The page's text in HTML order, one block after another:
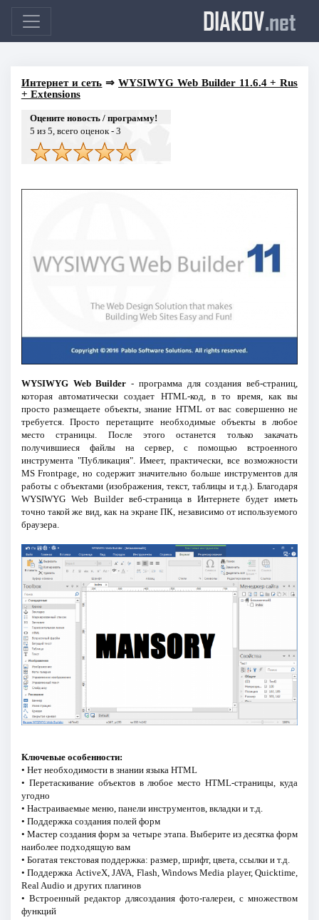
DIAKOV.net
Интернет и сеть ⇒WYSIWYG Web Builder 11.6.4 + Rus
+ Extensions
Оцените новость / программу!
5 из 5, всего оценок - 3
WYSIWYG Web Builder - программа для создания веб-страниц,
которая автоматически создает HTML-код, в то время, как вы
просто размещаете объекты, знание HTML от вас совершенно не
требуется. Просто перетащите необходимые объекты в любое
место страницы. После этого останется только закачать
получившиеся файлы на сервер, с помощью встроенного
инструмента "Публикация". Имеет, практически, все возможности
MS Frontpage, но содержит значительно больше инструментов для
работы с объектами (изображения, текст, таблицы и т.д.). Благодаря
WYSIWYG Web Builder веб-страница в Интернете будет иметь
точно такой же вид, как на экране ПК, независимо от используемого
браузера.
Ключевые особенности:
• Нет необходимости в знании языка HTML
• Перетаскивание объектов в любое место HTML-страницы, куда
угодно
• Настраиваемые меню, панели инструментов, вкладки и т.д.
• Поддержка создания полей форм
• Мастер создания форм за четыре этапа. Выберите из десятка форм
наиболее подходящую вам
• Богатая текстовая поддержка: размер, шрифт, цвета, ссылки и т.д.
• Поддержка ActiveX, JAVA, Flash, Windows Media player, Quicktime,
Real Audio и других плагинов
• Встроенный редактор длясоздания фото-галереи, с множеством
функций